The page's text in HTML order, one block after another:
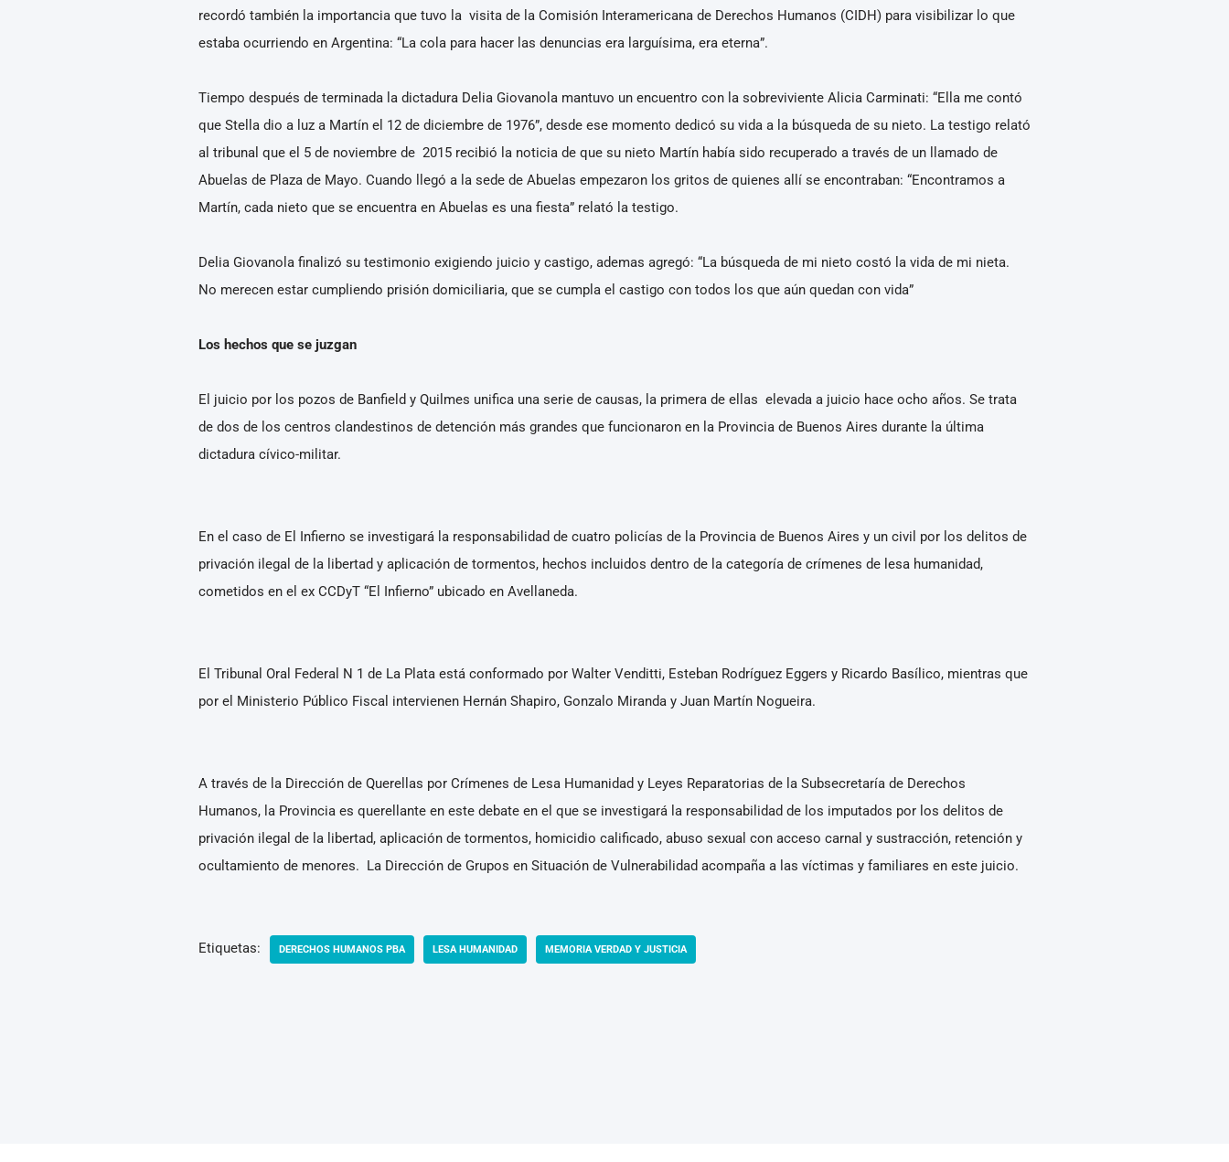
recordó también la importancia que tuvo la visita de la Comisión Interamericana de Derechos Humanos (CIDH) para visibilizar lo que
estaba ocurriendo en Argentina: “La cola para hacer las denuncias era larguísima, era eterna”.
Tiempo después de terminada la dictadura Delia Giovanola mantuvo un encuentro con la sobreviviente Alicia Carminati: “Ella me contó
que Stella dio a luz a Martín el 12 de diciembre de 1976”, desde ese momento dedicó su vida a la búsqueda de su nieto. La testigo relató
al tribunal que el 5 de noviembre de 2015 recibió la noticia de que su nieto Martín había sido recuperado a través de un llamado de
Abuelas de Plaza de Mayo. Cuando llegó a la sede de Abuelas empezaron los gritos de quienes allí se encontraban: “Encontramos a
Martín, cada nieto que se encuentra en Abuelas es una fiesta” relató la testigo.
Delia Giovanola finalizó su testimonio exigiendo juicio y castigo, ademas agregó: “La búsqueda de mi nieto costó la vida de mi nieta.
No merecen estar cumpliendo prisión domiciliaria, que se cumpla el castigo con todos los que aún quedan con vida”
Los hechos que se juzgan
El juicio por los pozos de Banfield y Quilmes unifica una serie de causas, la primera de ellas elevada a juicio hace ocho años. Se trata
de dos de los centros clandestinos de detención más grandes que funcionaron en la Provincia de Buenos Aires durante la última
dictadura cívico-militar.
En el caso de El Infierno se investigará la responsabilidad de cuatro policías de la Provincia de Buenos Aires y un civil por los delitos de
privación ilegal de la libertad y aplicación de tormentos, hechos incluidos dentro de la categoría de crímenes de lesa humanidad,
cometidos en el ex CCDyT “El Infierno” ubicado en Avellaneda.
El Tribunal Oral Federal N 1 de La Plata está conformado por Walter Venditti, Esteban Rodríguez Eggers y Ricardo Basílico, mientras que
por el Ministerio Público Fiscal intervienen Hernán Shapiro, Gonzalo Miranda y Juan Martín Nogueira.
A través de la Dirección de Querellas por Crímenes de Lesa Humanidad y Leyes Reparatorias de la Subsecretaría de Derechos
Humanos, la Provincia es querellante en este debate en el que se investigará la responsabilidad de los imputados por los delitos de
privación ilegal de la libertad, aplicación de tormentos, homicidio calificado, abuso sexual con acceso carnal y sustracción, retención y
ocultamiento de menores. La Dirección de Grupos en Situación de Vulnerabilidad acompaña a las víctimas y familiares en este juicio.
Etiquetas: DERECHOS HUMANOS PBA LESA HUMANIDAD MEMORIA VERDAD Y JUSTICIA